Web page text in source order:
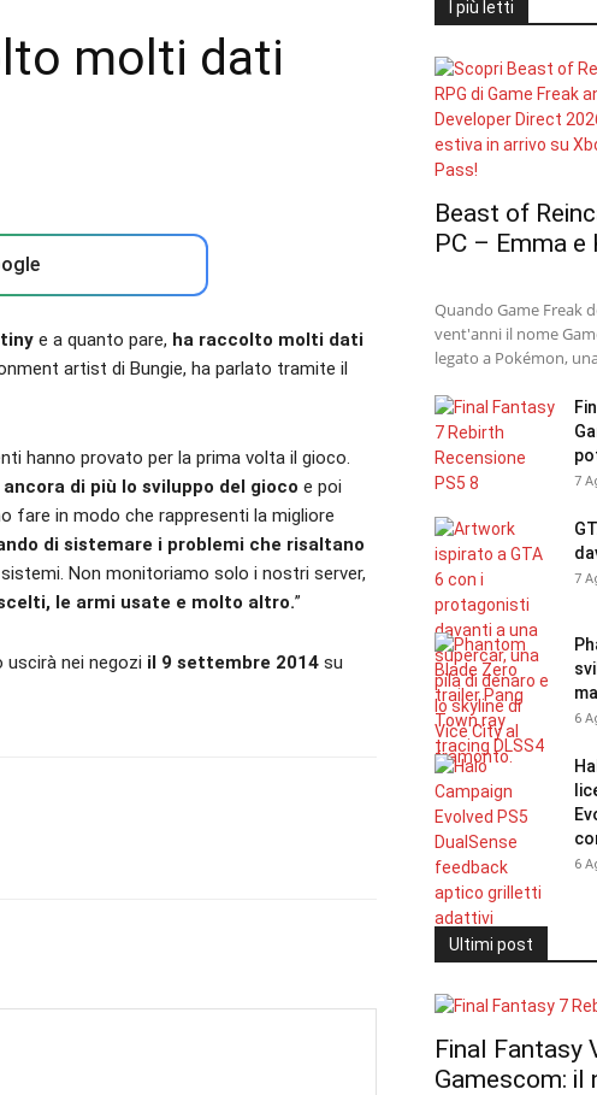
molti dati
e a quanto pare, ha raccolto molti dati
artist di Bungie, ha parlato tramite il
hanno provato per la prima volta il gioco.
di più lo sviluppo del gioco e poi
fare in modo che rappresenti la migliore
di sistemare i problemi che risaltano
Non monitoriamo solo i nostri server,
le armi usate e molto altro.”
uscirà nei negozi il 9 settembre 2014 su
I più letti
Beast of
PC – Emma e
Quando Game Freak
vent'anni il nome
legato a Pokémon,
7
7
6
6
Ultimi post
Final Fantasy
Gamescom: il